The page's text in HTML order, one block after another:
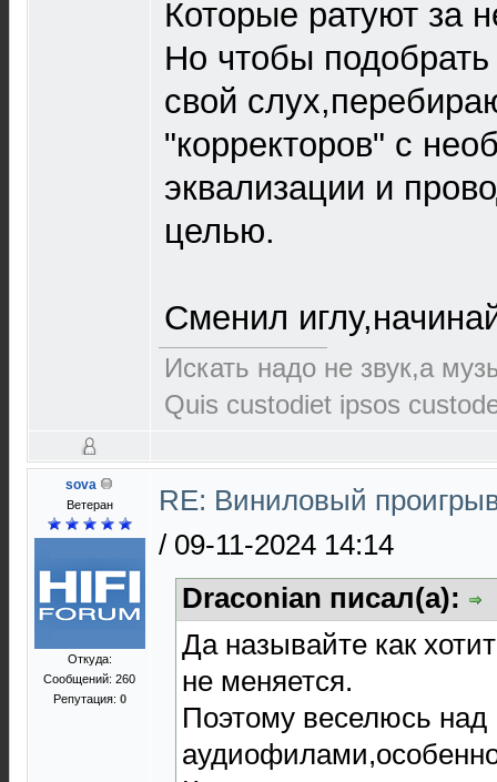
Которые ратуют за
Но чтобы
свой
"корректоров" с
эквализации и
целью.
Сменил
Искать надо не звук,а
Quis custodiet ipsos
sova
Ветеран
Откуда:
Сообщений: 260
Репутация: 0
RE: Виниловый
/ 09-11-2024 14:14
Draconian писал(а):
Да называйте как
не меняется.
Поэтому веселюсь над